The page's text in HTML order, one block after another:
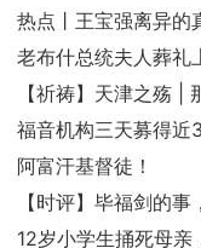
热点丨王宝强离异的
老布什总统夫人葬礼
【祈祷】天津之殇 |
福音机构三天募得
阿富汗基督徒！
【时评】毕福剑的
12岁小学生捅死母